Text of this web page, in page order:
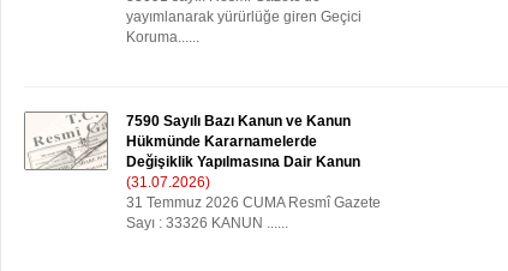
yayımlanarak yürürlüğe giren Geçici
Koruma......
7590 Sayılı Bazı Kanun ve Kanun
Hükmünde Kararnamelerde
Değişiklik Yapılmasına Dair Kanun
(31.07.2026)
31 Temmuz 2026 CUMA Resmî Gazete
Sayı : 33326 KANUN ......